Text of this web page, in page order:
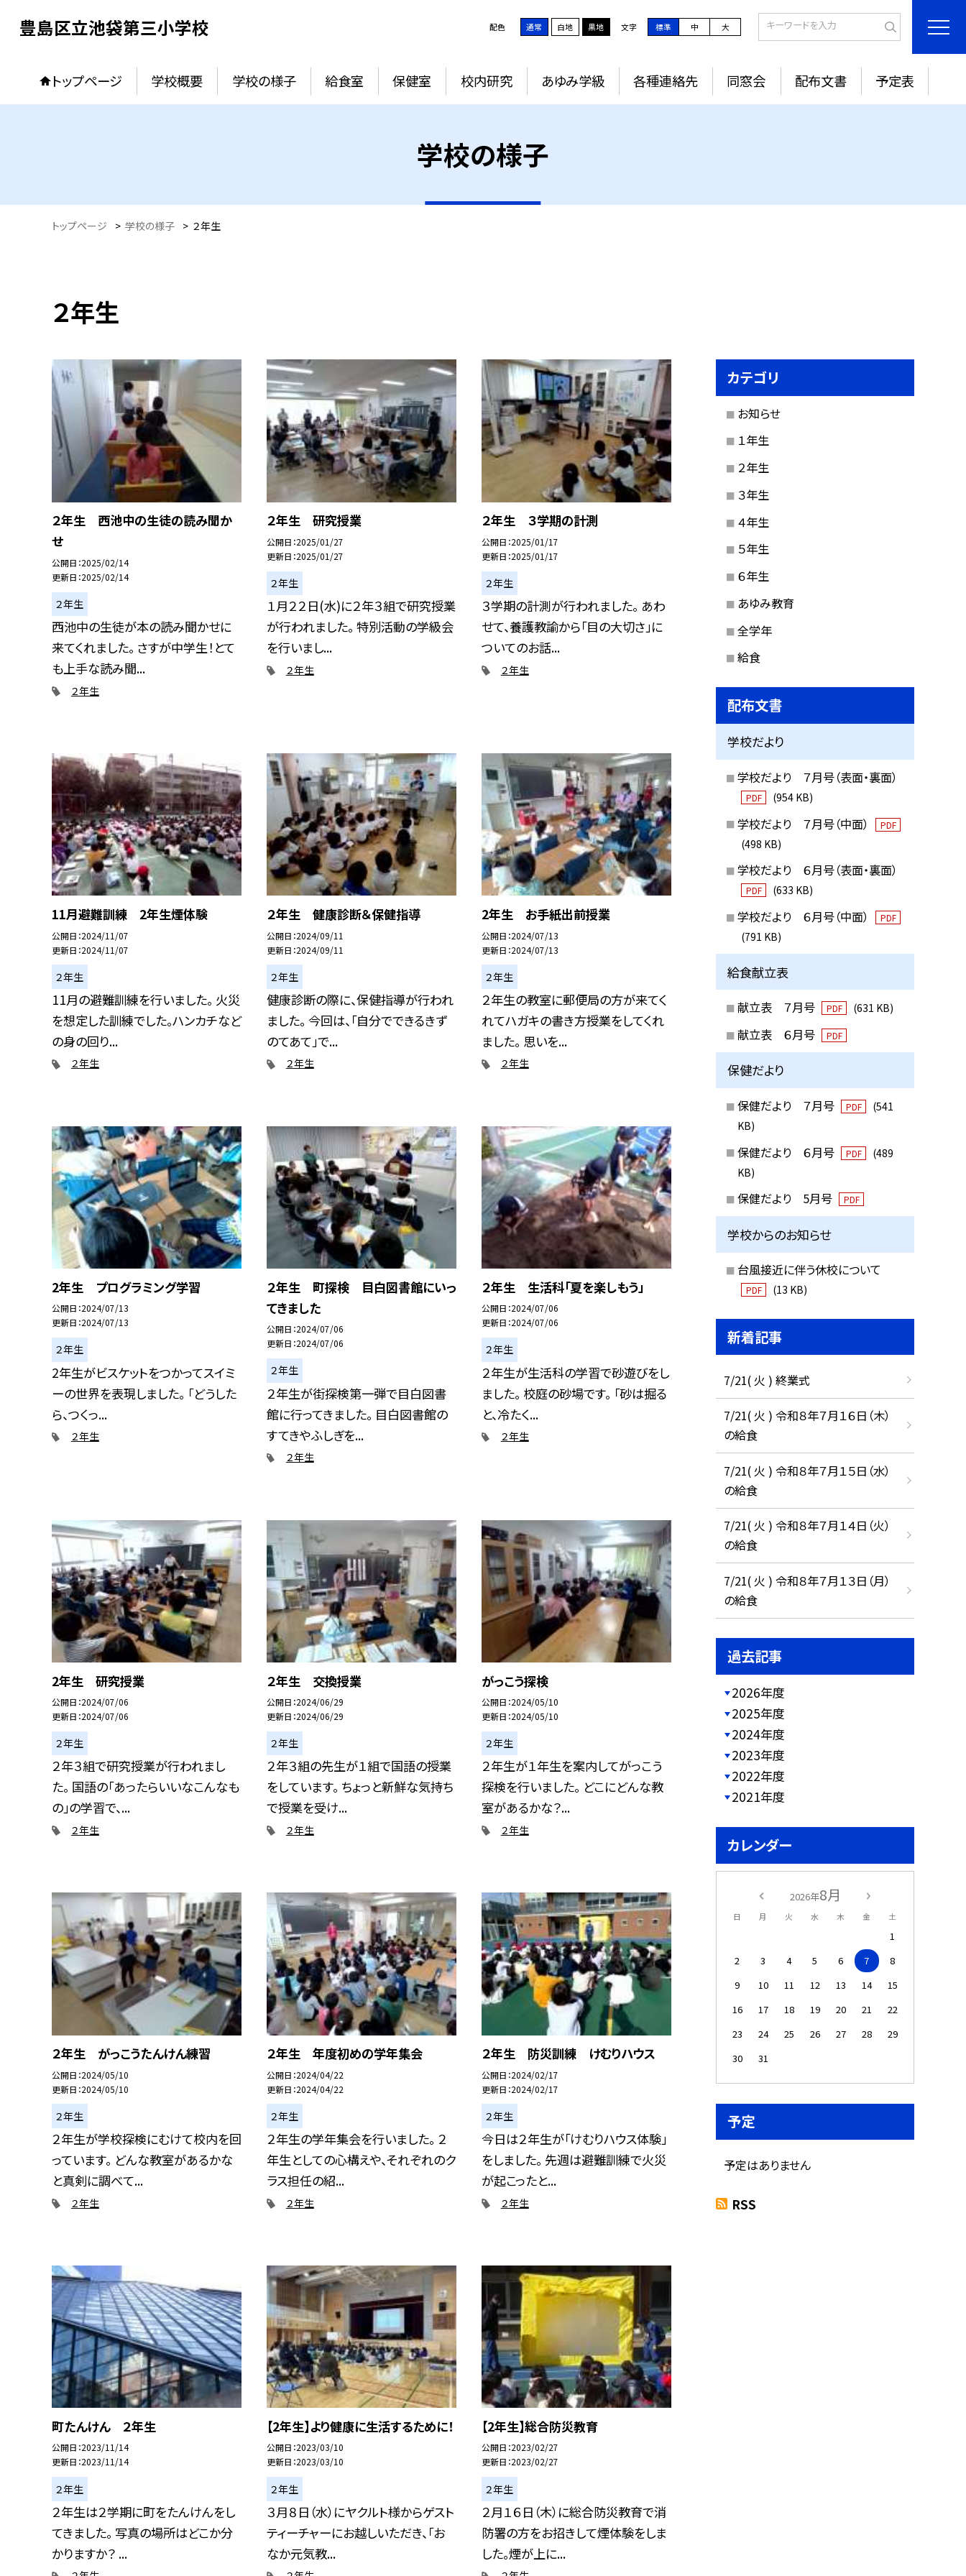
豊島区立池袋第三小学校 配色 通常 白地 黒地 文字 標準 中 大
トップページ 学校概要 学校の様子 給食室 保健室 校内研究 あゆみ学級 各種連絡先 同窓会 配布文書 予定表
学校の様子
トップページ > 学校の様子 > ２年生
２年生
２年生 西池中の生徒の読み聞か
せ
公開日 2025/02/14
更新日 2025/02/14
２年生
西池中の生徒が本の読み聞かせに
来てくれました。 さすが中学生！とて
も上手な読み聞...
２年生
２年生 研究授業
公開日 2025/01/27
更新日 2025/01/27
２年生
１月２２日(水)に２年３組で研究授業
が行われました。 特別活動の学級会
を行いまし...
２年生
２年生 ３学期の計測
公開日 2025/01/17
更新日 2025/01/17
２年生
３学期の計測が行われました。 あわ
せて、養護教諭から「目の大切さ」に
ついてのお話...
２年生
11月避難訓練 2年生煙体験
公開日 2024/11/07
更新日 2024/11/07
２年生
11月の避難訓練を行いました。 火災
を想定した訓練でした。ハンカチなど
の身の回り...
２年生
２年生 健康診断＆保健指導
公開日 2024/09/11
更新日 2024/09/11
２年生
健康診断の際に、保健指導が行われ
ました。 今回は、「自分でできるきず
のてあて」で...
２年生
2年生 お手紙出前授業
公開日 2024/07/13
更新日 2024/07/13
２年生
２年生の教室に郵便局の方が来てく
れてハガキの書き方授業をしてくれ
ました。 思いを...
２年生
2年生 プログラミング学習
公開日 2024/07/13
更新日 2024/07/13
２年生
2年生がビスケットをつかってスイミ
ーの世界を表現しました。 「どうした
ら、つくっ...
２年生
２年生 町探検 目白図書館にいっ
てきました
公開日 2024/07/06
更新日 2024/07/06
２年生
２年生が街探検第一弾で目白図書
館に行ってきました。 目白図書館の
すてきやふしぎを...
２年生
２年生 生活科「夏を楽しもう」
公開日 2024/07/06
更新日 2024/07/06
２年生
２年生が生活科の学習で砂遊びをし
ました。 校庭の砂場です。 「砂は掘る
と、冷たく...
２年生
2年生 研究授業
公開日 2024/07/06
更新日 2024/07/06
２年生
２年３組で研究授業が行われまし
た。 国語の「あったらいいなこんなも
の」の学習で、...
２年生
２年生 交換授業
公開日 2024/06/29
更新日 2024/06/29
２年生
２年３組の先生が１組で国語の授業
をしています。 ちょっと新鮮な気持ち
で授業を受け...
２年生
がっこう探検
公開日 2024/05/10
更新日 2024/05/10
２年生
２年生が１年生を案内してがっこう
探検を行いました。 どこにどんな教
室があるかな？...
２年生
２年生 がっこうたんけん練習
公開日 2024/05/10
更新日 2024/05/10
２年生
２年生が学校探検にむけて校内を回
っています。 どんな教室があるかな
と真剣に調べて...
２年生
２年生 年度初めの学年集会
公開日 2024/04/22
更新日 2024/04/22
２年生
２年生の学年集会を行いました。 ２
年生としての心構えや、それぞれのク
ラス担任の紹...
２年生
２年生 防災訓練 けむりハウス
公開日 2024/02/17
更新日 2024/02/17
２年生
今日は２年生が「けむりハウス体験」
をしました。 先週は避難訓練で火災
が起こったと...
２年生
町たんけん ２年生
公開日 2023/11/14
更新日 2023/11/14
２年生
２年生は２学期に町をたんけんをし
てきました。 写真の場所はどこか分
かりますか？ ...
【2年生】より健康に生活するために！
公開日 2023/03/10
更新日 2023/03/10
２年生
３月８日（水）にヤクルト様からゲスト
ティーチャーにお越しいただき、「お
なか元気教...
【2年生】総合防災教育
公開日 2023/02/27
更新日 2023/02/27
２年生
２月１６日（木）に総合防災教育で消
防署の方をお招きして煙体験をしま
した。煙が上に...
カテゴリ
お知らせ
１年生
２年生
３年生
４年生
５年生
６年生
あゆみ教育
全学年
給食
配布文書
学校だより
学校だより ７月号（表面・裏面）
PDF (954 KB)
学校だより ７月号（中面） PDF
(498 KB)
学校だより ６月号（表面・裏面）
PDF (633 KB)
学校だより ６月号（中面） PDF
(791 KB)
給食献立表
献立表 ７月号 PDF (631 KB)
献立表 ６月号 PDF
保健だより
保健だより ７月号 PDF
(541
KB)
保健だより ６月号 PDF
(489
KB)
保健だより 5月号 PDF
学校からのお知らせ
台風接近に伴う休校について
PDF (13 KB)
新着記事
7/21( 火 ) 終業式
7/21( 火 ) 令和８年７月１６日（木）
の給食
7/21( 火 ) 令和８年７月１５日（水）
の給食
7/21( 火 ) 令和８年７月１４日（火）
の給食
7/21( 火 ) 令和８年７月１３日（月）
の給食
過去記事
2026年度
2025年度
2024年度
2023年度
2022年度
2021年度
カレンダー
2026年8月
日 月 火 水 木 金 土
1
2
3 4 5 6 7
8
9
10 11 12 13 14
15
16
17 18 19 20 21
22
23
24 25 26 27 28
29
30
31
予定
予定はありません
RSS